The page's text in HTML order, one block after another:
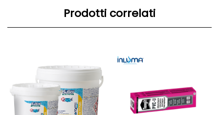
Prodotti correlati